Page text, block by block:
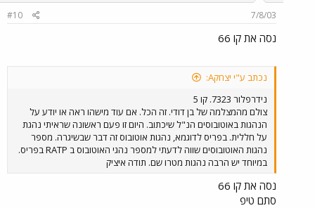
7/8/03
#10
נסה את קו 66
נכתב ע"י יצחקA:
נידרפלור 7323. קו 5
צולם מהמצלמה של בן דודי. זה הכל. אם עוד מישהו ראה או יודע על
הנהגות באוטובוסים הנ"ל שיכתוב. היום זו פעם ראשונה שראיתי נהגת
על חללית. בפריס לדוגמא, נהגות אוטובוס זה דבר שבשיגרה. מספר
נהגות האוטובוסים שווה לדעתי למספר נהגי האוטובוס ב RATP בפריס.
במיוחד יש הרבה נהגות מטרו שם. תודה איציק
נסה את קו 66
סתם טיפ